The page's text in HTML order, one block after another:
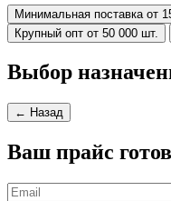
Минимальная поставка от
Крупный опт от 50 000 шт.
Выбор
← Назад
Ваш прайс готов